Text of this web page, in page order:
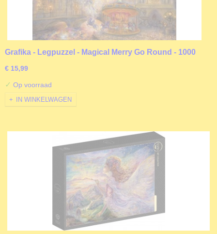
Grafika - Legpuzzel - Magical Merry Go Round - 1000
€ 15,99
✓ Op voorraad
IN WINKELWAGEN